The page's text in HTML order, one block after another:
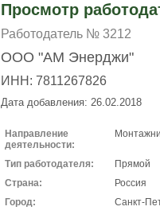
Просмотр
Работодатель № 3212
ООО "АМ Энерджи"
ИНН: 7811267826
Дата добавления: 26.02.2018
Направление
деятельности:
Тип работодателя:
Прямой
Страна:
Россия
Город:
Санкт-